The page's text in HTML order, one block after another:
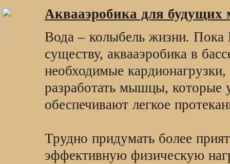
Аквааэробика для будущих
Вода – колыбель жизни. Пока
существу, аквааэробика в
необходимые
разработать мышцы,
обеспечивают легкое
Трудно придумать более
эффективную физическую